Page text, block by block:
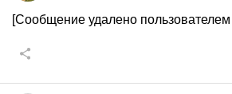
[Сообщение удалено